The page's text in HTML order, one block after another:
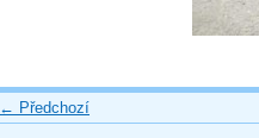
← Předchozí